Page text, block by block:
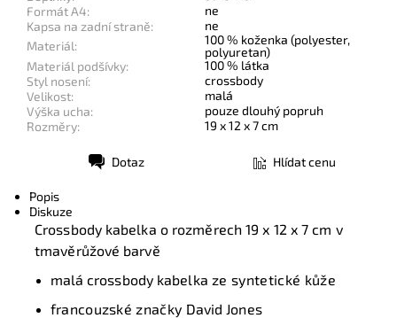
Formát A4:
ne
Kapsa na zadní straně:
ne
Materiál:
100 % koženka (polyester,
polyuretan)
Materiál podšívky:
100 % látka
Styl nosení:
crossbody
Velikost:
malá
Výška ucha:
pouze dlouhý popruh
Rozměry:
19 x 12 x 7 cm
Dotaz Hlídat cenu
Popis
Diskuze
Crossbody kabelka o rozměrech 19 x 12 x 7 cm v
tmavěrůžové barvě
malá crossbody kabelka ze syntetické kůže
francouzské značky David Jones